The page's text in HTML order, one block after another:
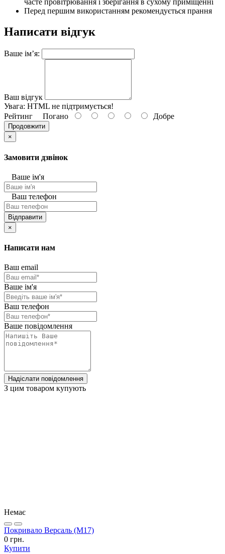
Перед першим використанням рекомендується прання
Написати відгук
Ваше ім’я:
Ваш відгук
Увага: HTML не підтримується!
Рейтинг Погано Добре
Продовжити
×
Замовити дзвінок
Ваше ім'я
Ваш телефон
Відправити
×
Написати нам
Ваш email
Ваше ім'я
Ваш телефон
Ваше повідомлення
Надіслати повідомлення
З цим товаром купують
Немає
Покривало Версаль (М17)
0 грн.
Купити